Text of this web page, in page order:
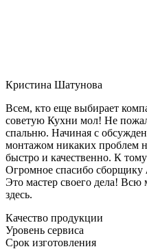
Кристина Шатунова
Всем, кто еще выбирает
советую Кухни мол! Не
спальню. Начиная с
монтажом никаких проблем
быстро и качественно. К
Огромное спасибо сборщику
Это мастер своего дела! Всю
здесь.
Качество продукции
Уровень сервиса
Срок изготовления